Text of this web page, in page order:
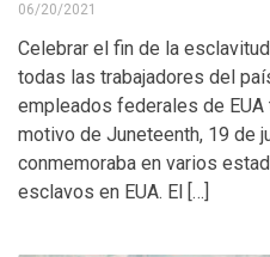
06/20/2021
Celebrar el fin de la
todas las trabajadores del
empleados federales de
motivo de Juneteenth, 19 de
conmemoraba en varios
esclavos en EUA. El […]